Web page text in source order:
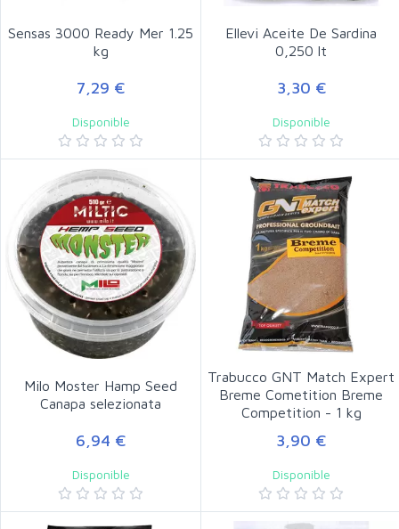
Sensas 3000 Ready Mer 1.25
kg
7,29 €
Disponible
Ellevi Aceite De Sardina
0,250 lt
3,30 €
Disponible
Milo Moster Hamp Seed
Canapa selezionata
6,94 €
Disponible
Trabucco GNT Match Expert
Breme Cometition Breme
Competition - 1 kg
3,90 €
Disponible